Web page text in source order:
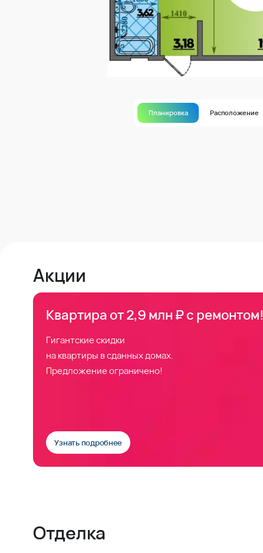
Планировка Расположение
Акции
Квартира от 2,9 млн ₽ с ремонтом!
Гигантские скидки
на квартиры в сданных домах.
Предложение ограничено!
Узнать подробнее
Отделка